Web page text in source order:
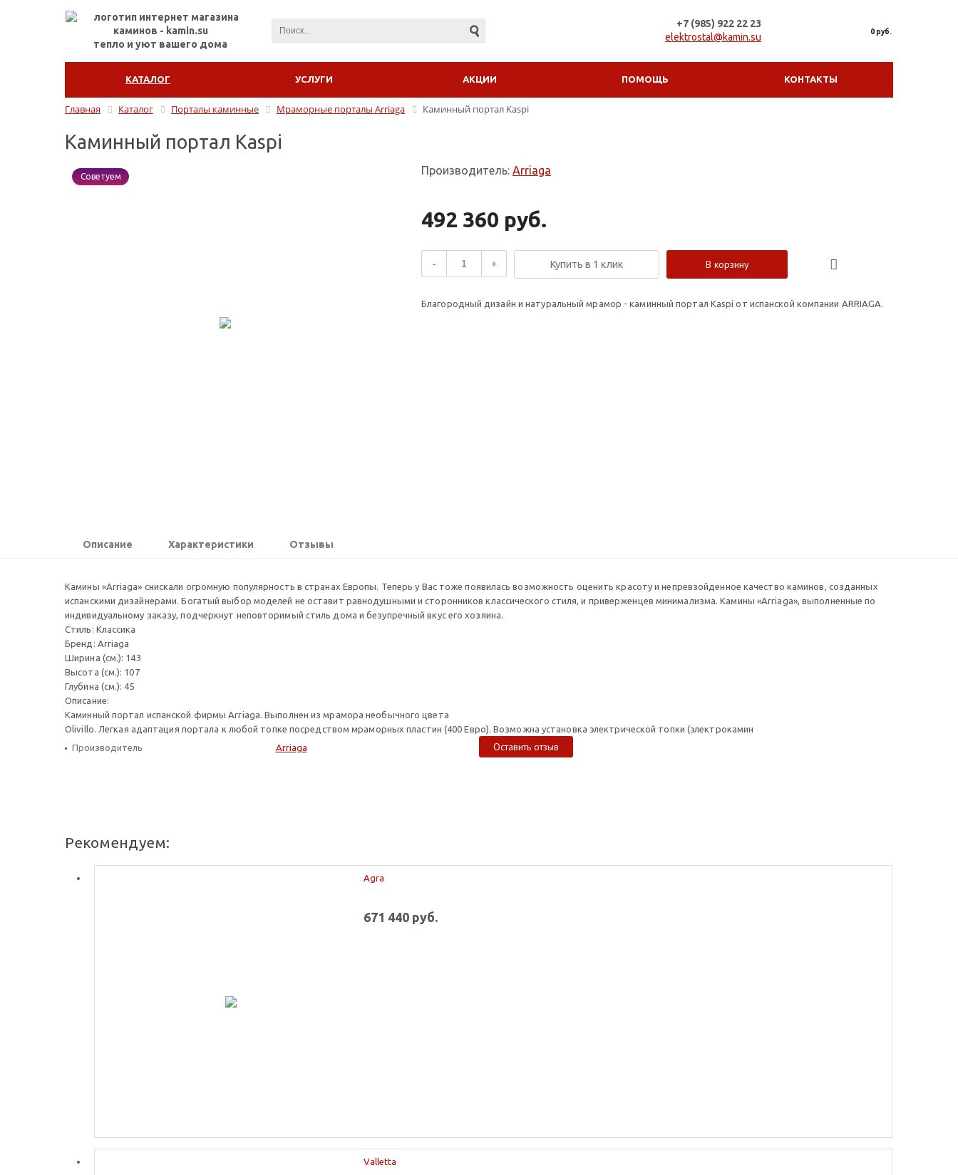
тепло и уют вашего дома
+7 (985) 922 22 23
elektrostal@kamin.su
0 руб.
КАТАЛОГ УСЛУГИ АКЦИИ ПОМОЩЬ КОНТАКТЫ
Главная Каталог Порталы каминные Мраморные порталы Arriaga Каминный портал Kaspi
Каминный портал Kaspi
Советуем Производитель: Arriaga
492 360 руб.
- + Купить в 1 клик В корзину
Благородный дизайн и натуральный мрамор - каминный портал Kaspi от испанской компании ARRIAGA.
Описание Характеристики Отзывы
Камины «Arriaga» снискали огромную популярность в странах Европы. Теперь у Вас тоже появилась возможность оценить красоту и непревзойденное качество каминов, созданных
испанскими дизайнерами. Богатый выбор моделей не оставит равнодушными и сторонников классического стиля, и приверженцев минимализма. Камины «Arriaga», выполненные по
индивидуальному заказу, подчеркнут неповторимый стиль дома и безупречный вкус его хозяина.
Стиль: Классика
Бренд: Arriaga
Ширина (см.): 143
Высота (см.): 107
Глубина (см.): 45
Описание:
Каминный портал испанской фирмы Arriaga. Выполнен из мрамора необычного цвета
Olivillo. Легкая адаптация портала к любой топке посредством мраморных пластин (400 Евро). Возможна установка электрической топки (электрокамин
Производитель
Arriaga Оставить отзыв
Рекомендуем:
Agra
671 440 руб.
Valletta